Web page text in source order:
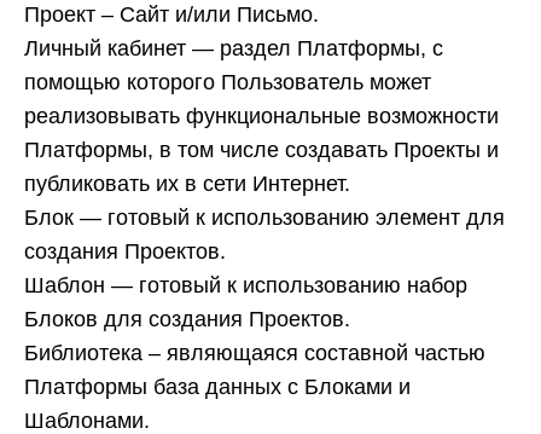
Проект – Сайт и/или Письмо.
Личный кабинет — раздел Платформы, с
помощью которого Пользователь может
реализовывать функциональные возможности
Платформы, в том числе создавать Проекты и
публиковать их в сети Интернет.
Блок — готовый к использованию элемент для
создания Проектов.
Шаблон — готовый к использованию набор
Блоков для создания Проектов.
Библиотека – являющаяся составной частью
Платформы база данных с Блоками и
Шаблонами.